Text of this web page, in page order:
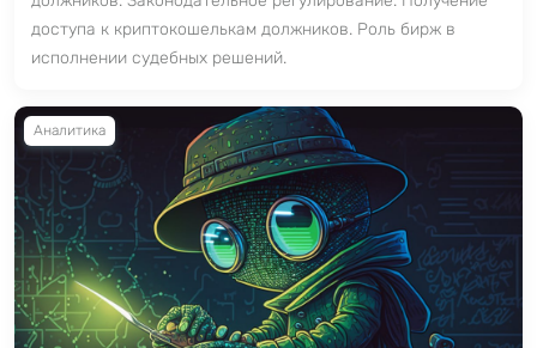
доступа к криптокошелькам должников. Роль бирж в
исполнении судебных решений.
Аналитика